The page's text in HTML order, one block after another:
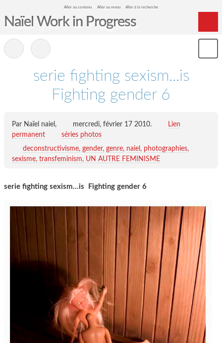
Aller au contenu Aller au menu Aller à la recherche
Naïel Work in Progress
serie fighting sexism...is
Fighting gender 6
Par Naïel naiel, mercredi, février 17 2010.
Lien
permanent
séries photos
deconstructivisme gender genre naiel
photographies
sexisme transfeminism UN AUTRE FEMINISME
serie fighting sexism...is Fighting gender 6